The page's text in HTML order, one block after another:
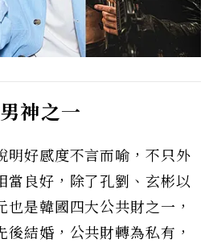
神之一
明好感度不言而喻，不只外
當良好，除了孔劉、玄彬以
是韓國四大公共財之一，
結婚，公共財轉為私有，